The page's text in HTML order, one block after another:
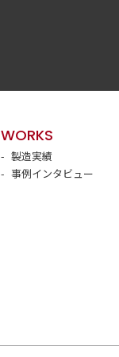
WORKS
製造実績
事例インタビュー